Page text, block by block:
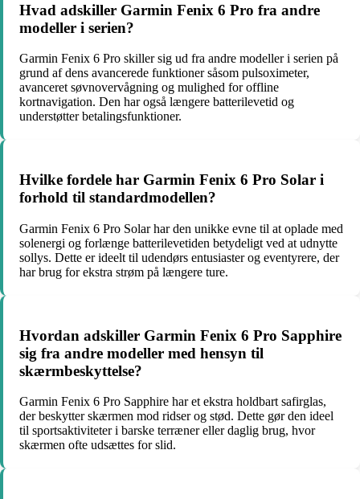
Hvad adskiller Garmin Fenix 6 Pro fra andre
modeller i serien?
Garmin Fenix 6 Pro skiller sig ud fra andre modeller i serien på
grund af dens avancerede funktioner såsom pulsoximeter,
avanceret søvnovervågning og mulighed for offline
kortnavigation. Den har også længere batterilevetid og
understøtter betalingsfunktioner.
Hvilke fordele har Garmin Fenix 6 Pro Solar i
forhold til standardmodellen?
Garmin Fenix 6 Pro Solar har den unikke evne til at oplade med
solenergi og forlænge batterilevetiden betydeligt ved at udnytte
sollys. Dette er ideelt til udendørs entusiaster og eventyrere, der
har brug for ekstra strøm på længere ture.
Hvordan adskiller Garmin Fenix 6 Pro Sapphire
sig fra andre modeller med hensyn til
skærmbeskyttelse?
Garmin Fenix 6 Pro Sapphire har et ekstra holdbart safirglas,
der beskytter skærmen mod ridser og stød. Dette gør den ideel
til sportsaktiviteter i barske terræner eller daglig brug, hvor
skærmen ofte udsættes for slid.